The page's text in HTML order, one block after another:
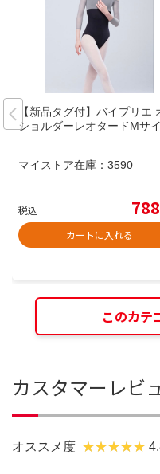
【新品タグ付】バイプリエ
ショルダーレオタードMサ
マイストア在庫： 3590
税込
カートに入れる
このカテ
カスタマーレビ
オススメ度